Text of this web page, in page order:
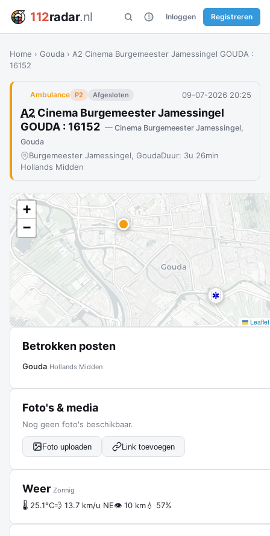
112radar.nl Inloggen Registreren
Home › Gouda › A2 Cinema Burgemeester Jamessingel GOUDA :
16152
Ambulance P2 Afgesloten 09-07-2026 20:25
A2 Cinema Burgemeester Jamessingel
GOUDA : 16152 — Cinema Burgemeester Jamessingel,
Gouda
Burgemeester Jamessingel, GoudaDuur: 3u 26min
Hollands Midden
+
−
Leaflet
Betrokken posten
Gouda Hollands Midden
Foto's & media
Nog geen foto's beschikbaar.
Foto uploaden Link toevoegen
Weer Zonnig
🌡 25.1°C💨 13.7 km/u NE👁 10 km💧 57%